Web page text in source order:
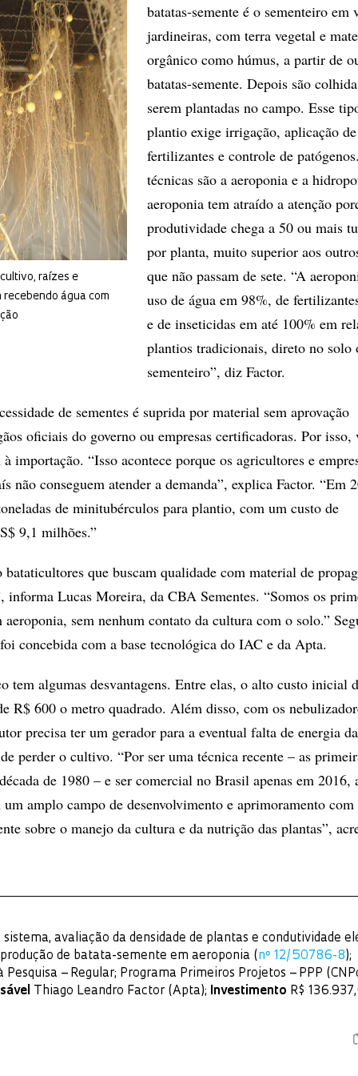
raízes e
água com
batatas-semente é o sementeiro em
jardineiras, com terra vegetal e
orgânico como húmus, a partir de
batatas-semente. Depois são
serem plantadas no campo. Esse
plantio exige irrigação, aplicação de
fertilizantes e controle de
técnicas são a aeroponia e a
aeroponia tem atraído a atenção
produtividade chega a 50 ou mais
por planta, muito superior aos
que não passam de sete. “A
uso de água em 98%, de
e de inseticidas em até 100% em
plantios tradicionais, direto no solo
sementeiro”, diz Factor.
de sementes é suprida por material sem aprovação
oficiais do governo ou empresas certificadoras. Por isso,
importação. “Isso acontece porque os agricultores e
não conseguem atender a demanda”, explica Factor. “Em
de minitubérculos para plantio, com um custo de
9,1 milhões.”
bataticultores que buscam qualidade com material de
informa Lucas Moreira, da CBA Sementes. “Somos os
sem nenhum contato da cultura com o solo.”
concebida com a base tecnológica do IAC e da Apta.
tem algumas desvantagens. Entre elas, o alto custo inicial
R$ 600 o metro quadrado. Além disso, com os
precisa ter um gerador para a eventual falta de energia
perder o cultivo. “Por ser uma técnica recente – as
de 1980 – e ser comercial no Brasil apenas em 2016,
amplo campo de desenvolvimento e aprimoramento com
sobre o manejo da cultura e da nutrição das plantas”,
avaliação da densidade de plantas e condutividade
de batata-semente em aeroponia ( nº 12/50786-8);
– Regular; Programa Primeiros Projetos – PPP
Thiago Leandro Factor (Apta); Investimento R$